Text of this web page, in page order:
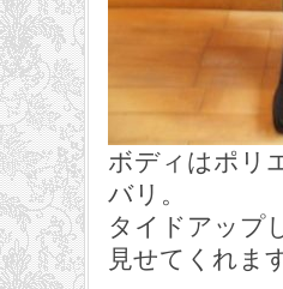
ボディはポリ
バリ。
タイドアップ
見せてくれます